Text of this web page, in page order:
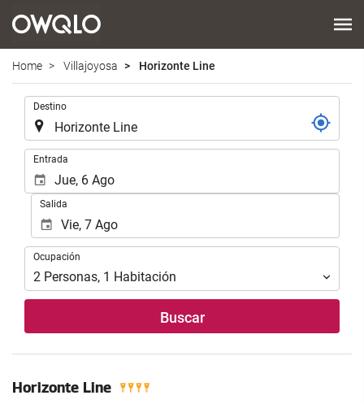
Home Villajoyosa Horizonte Line
Destino
Entrada
Salida
Ocupación
Ocupación
2 Personas, 1 Habitación
Buscar
Horizonte Line